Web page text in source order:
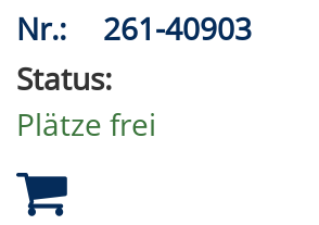
Nr.:
261-40903
Status:
Plätze frei